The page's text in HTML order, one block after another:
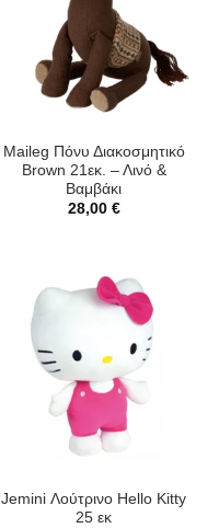
Maileg Πόνυ Διακοσμητικό
Brown 21εκ. – Λινό &
Βαμβάκι
28,00 €
Jemini Λούτρινο Hello Kitty
25 εκ